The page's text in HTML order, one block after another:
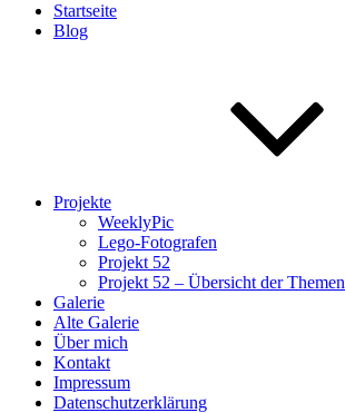
Startseite
Blog
Projekte
WeeklyPic
Lego-Fotografen
Projekt 52
Projekt 52 – Übersicht der Themen
Galerie
Alte Galerie
Über mich
Kontakt
Impressum
Datenschutzerklärung